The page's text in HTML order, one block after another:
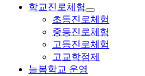
학교진로체험
초등진로체험
중등진로체험
고등진로체험
고교학점제
늘봄학교 운영